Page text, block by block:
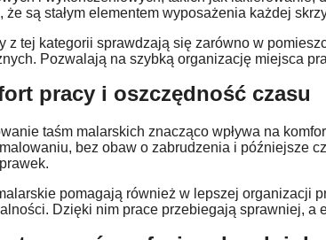
że są stałym elementem wyposażenia każdej
z tej kategorii sprawdzają się zarówno w
Pozwalają na szybką organizację miejsca
pracy i oszczędność czasu
taśm malarskich znacząco wpływa na
bez obaw o zabrudzenia i późniejsze
pomagają również w lepszej organizacji
Dzięki nim prace przebiegają sprawniej, a